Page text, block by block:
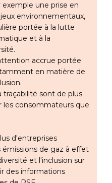
exemple une prise en
environnementaux,
portée à la lutte
et à la
accrue portée
en matière de
traçabilité sont de plus
les consommateurs que
d'entreprises
de gaz à effet
et l'inclusion sur
des informations